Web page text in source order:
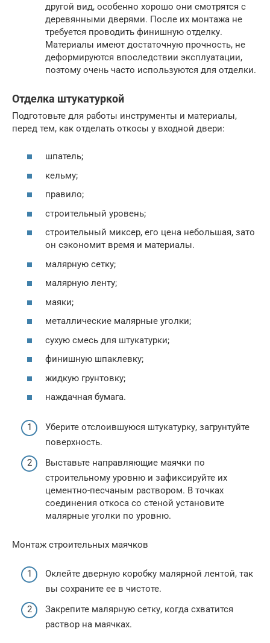
другой вид, особенно хорошо они смотрятся с
деревянными дверями. После их монтажа не
требуется проводить финишную отделку.
Материалы имеют достаточную прочность, не
деформируются впоследствии эксплуатации,
поэтому очень часто используются для отделки.
Отделка штукатуркой
Подготовьте для работы инструменты и материалы,
перед тем, как отделать откосы у входной двери:
шпатель;
кельму;
правило;
строительный уровень;
строительный миксер, его цена небольшая, зато
он сэкономит время и материалы.
малярную сетку;
малярную ленту;
маяки;
металлические малярные уголки;
сухую смесь для штукатурки;
финишную шпаклевку;
жидкую грунтовку;
наждачная бумага.
Уберите отслоившуюся штукатурку, загрунтуйте
поверхность.
Выставьте направляющие маячки по
строительному уровню и зафиксируйте их
цементно-песчаным раствором. В точках
соединения откоса со стеной установите
малярные уголки по уровню.
Монтаж строительных маячков
Оклейте дверную коробку малярной лентой, так
вы сохраните ее в чистоте.
Закрепите малярную сетку, когда схватится
раствор на маячках.